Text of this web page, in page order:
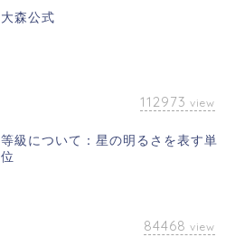
大森公式
112973 view
等級について：星の明るさを表す単
位
84468 view